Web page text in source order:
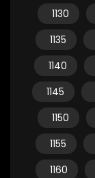
1130
1135
1140
1145
1150
1155
1160